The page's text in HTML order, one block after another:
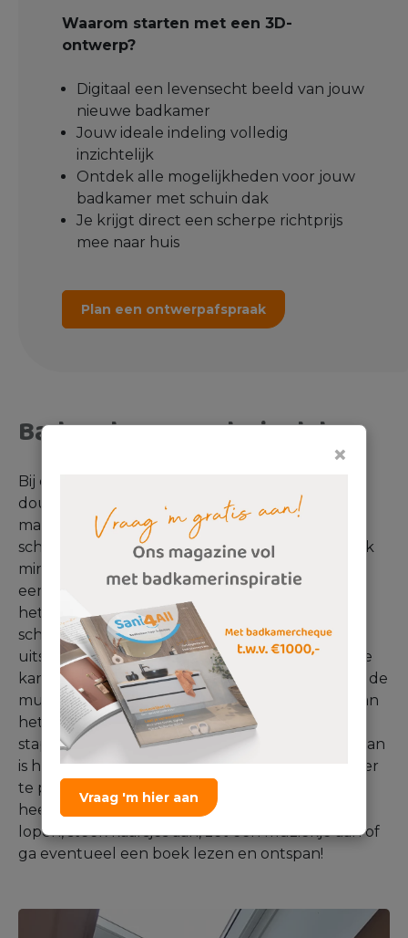
×
Vraag 'm hier aan
Waarom starten met een 3D-
ontwerp?
Digitaal een levensecht beeld van jouw
nieuwe badkamer
Jouw ideale indeling volledig
inzichtelijk
Ontdek alle mogelijkheden voor jouw
badkamer met schuin dak
Je krijgt direct een scherpe richtprijs
mee naar huis
Plan een ontwerpafspraak
Bad onder een schuin dak
Bij een badkamer onder een schuin dak is de
douche meestal wel wat lastiger te realiseren,
maar het is zeker mogelijk. Een
schuin dak is meestal makkelijker en neemt vaak
minder ruimte in beslag dan een douche onder
een schuin dak. Denk alleen wel na over hoe je
het bad zo ideaal mogelijk plaatst onder een
schuin dak. Je hebt bijvoorbeeld voor het in- en
uitstappen ruimte in de hoogte nodig. Het beste
kan je het bad dan met het voeteneind richting de
muur zetten, zo heb je namelijk meer ruimte aan
het hoofdeinde, waardoor je beter in en uit kan
stappen. Heb je een dakraam in je badkamer? Dan
is het ook heel mooi om jouw bad dan daar onder
te plaatsen. Zo kan je ’s avonds als je in bad zit
heerlijk naar de sterren kijken. Laat je bad vol
lopen, steek kaarsjes aan, zet een muziekje aan of
ga eventueel een boek lezen en ontspan!